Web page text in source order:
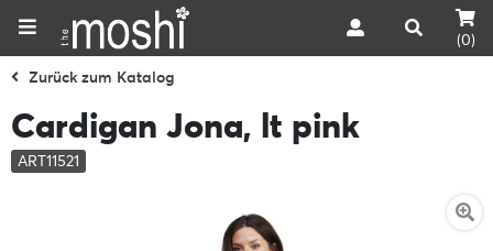
(0)
Zurück zum Katalog
Cardigan Jona, lt pink
ART11521